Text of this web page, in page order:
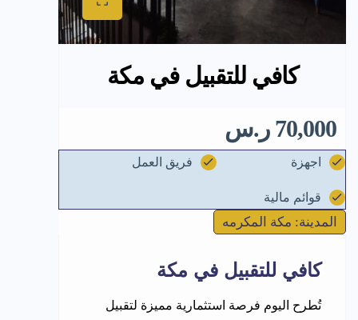
كافي للتقبيل في مكة
70,000 ر.س
اجهزة فريق العمل
قوائم مالية
المدينة: مكة المكرمه
كافي للتقبيل في مكة
تُطرح اليوم فرصة استثمارية مميزة لتقبيل